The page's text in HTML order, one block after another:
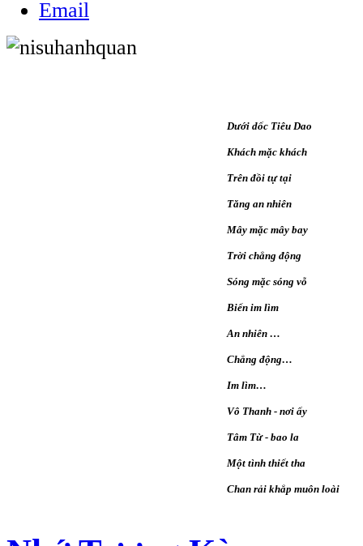
Dưới dốc Tiêu Dao
Khách mặc khách
Trên đồi tự tại
Tăng an nhiên
Mây mặc mây bay
Trời chẳng động
Sóng mặc sóng vỗ
Biển im lìm
An nhiên …
Chẳng động…
Im lìm…
Vô Thanh - nơi ấy
Tâm Từ - bao la
Một tình thiết tha
Chan rải khắp muôn loài